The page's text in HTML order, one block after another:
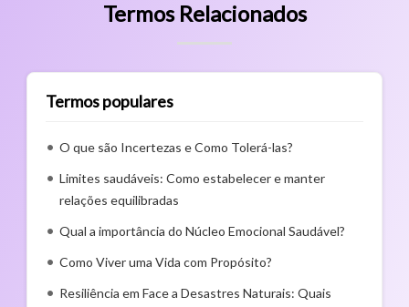
Termos Relacionados
Termos populares
O que são Incertezas e Como Tolerá-las?
Limites saudáveis: Como estabelecer e manter
relações equilibradas
Qual a importância do Núcleo Emocional Saudável?
Como Viver uma Vida com Propósito?
Resiliência em Face a Desastres Naturais: Quais